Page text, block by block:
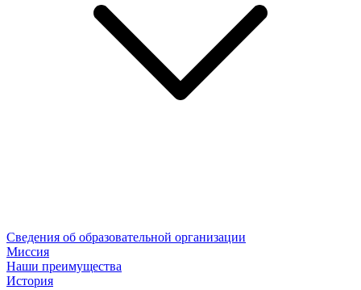
Сведения об образовательной организации
Миссия
Наши преимущества
История